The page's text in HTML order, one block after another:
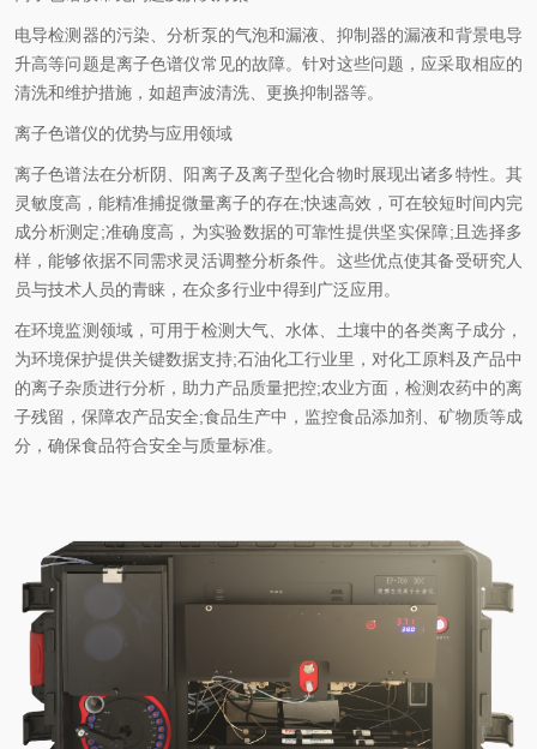
电导检测器的污染、分析泵的气泡和漏液、抑制器的漏液和背景电导
升高等问题是离子色谱仪常见的故障。针对这些问题，应采取相应的
清洗和维护措施，如超声波清洗、更换抑制器等。
离子色谱仪的优势与应用领域
离子色谱法在分析阴、阳离子及离子型化合物时展现出诸多特性。其
灵敏度高，能精准捕捉微量离子的存在;快速高效，可在较短时间内完
成分析测定;准确度高，为实验数据的可靠性提供坚实保障;且选择多
样，能够依据不同需求灵活调整分析条件。这些优点使其备受研究人
员与技术人员的青睐，在众多行业中得到广泛应用。
在环境监测领域，可用于检测大气、水体、土壤中的各类离子成分，
为环境保护提供关键数据支持;石油化工行业里，对化工原料及产品中
的离子杂质进行分析，助力产品质量把控;农业方面，检测农药中的离
子残留，保障农产品安全;食品生产中，监控食品添加剂、矿物质等成
分，确保食品符合安全与质量标准。